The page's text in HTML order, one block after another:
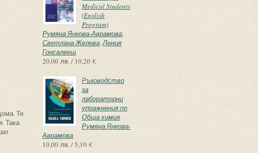
Те
Така
Medical Students
(English
Program)
Румяна Янкова-Аврамова,
Светлана Желева,Ления
Гонсалвеш
20,00 лв. / 10,20 €
Ръководство
за
лабораторни
упражнения по
Обща химия
Румяна Янкова-
Аврамова
10,00 лв. / 5,10 €